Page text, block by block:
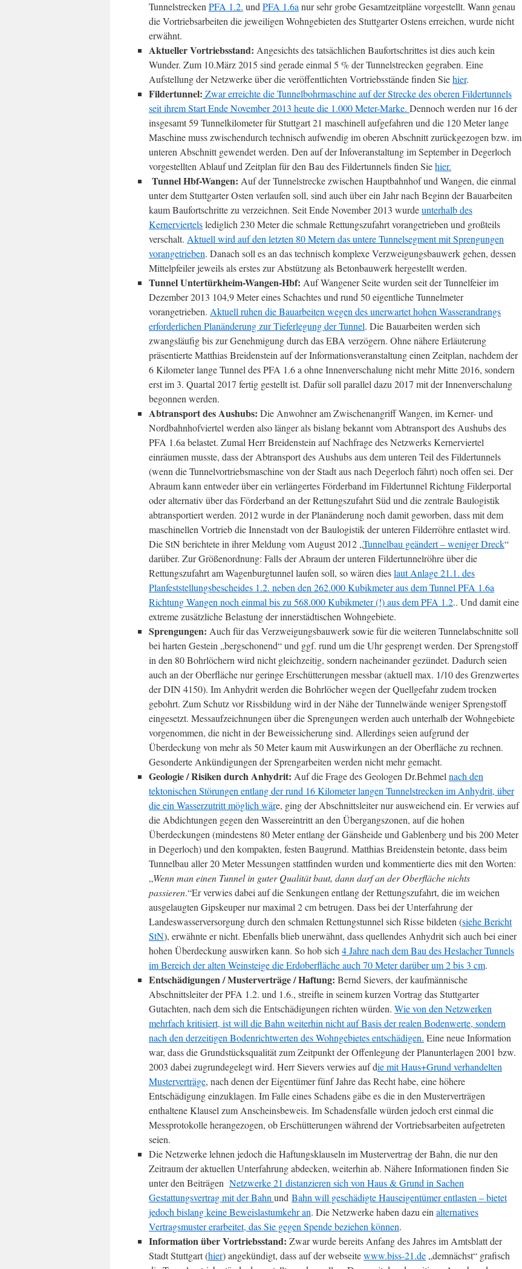
Tunnelstrecken PFA 1.2. und PFA 1.6a nur sehr grobe Gesamtzeitpläne vorgestellt. Wann genau
die Vortriebsarbeiten die jeweiligen Wohngebieten des Stuttgarter Ostens erreichen, wurde nicht
erwähnt.
Aktueller Vortriebsstand: Angesichts des tatsächlichen Baufortschrittes ist dies auch kein
Wunder. Zum 10.März 2015 sind gerade einmal 5 % der Tunnelstrecken gegraben. Eine
Aufstellung der Netzwerke über die veröffentlichten Vortriebsstände finden Siehier.
Fildertunnel: Zwar erreichte die Tunnelbohrmaschine auf der Strecke des oberen Fildertunnels
seit ihrem Start Ende November 2013 heute die 1.000 Meter-Marke. Dennoch werden nur 16 der
insgesamt 59 Tunnelkilometer für Stuttgart 21 maschinell aufgefahren und die 120 Meter lange
Maschine muss zwischendurch technisch aufwendig im oberen Abschnitt zurückgezogen bzw. im
unteren Abschnitt gewendet werden. Den auf der Infoveranstaltung im September in Degerloch
vorgestellten Ablauf und Zeitplan für den Bau des Fildertunnels finden Siehier.
Tunnel Hbf-Wangen: Auf der Tunnelstrecke zwischen Hauptbahnhof und Wangen, die einmal
unter dem Stuttgarter Osten verlaufen soll, sind auch über ein Jahr nach Beginn der Bauarbeiten
kaum Baufortschritte zu verzeichnen. Seit Ende November 2013 wurdeunterhalb des
Kernerviertelslediglich 230 Meter die schmale Rettungszufahrt vorangetrieben und großteils
verschalt. Aktuell wird auf den letzten 80 Metern das untere Tunnelsegment mit Sprengungen
vorangetrieben. Danach soll es an das technisch komplexe Verzweigungsbauwerk gehen, dessen
Mittelpfeiler jeweils als erstes zur Abstützung als Betonbauwerk hergestellt werden.
Tunnel Untertürkheim-Wangen-Hbf: Auf Wangener Seite wurden seit der Tunnelfeier im
Dezember 2013 104,9 Meter eines Schachtes und rund 50 eigentliche Tunnelmeter
vorangetrieben. Aktuell ruhen die Bauarbeiten wegen des unerwartet hohen Wasserandrangs
erforderlichen Planänderung zur Tieferlegung der Tunnel. Die Bauarbeiten werden sich
zwangsläufig bis zur Genehmigung durch das EBA verzögern. Ohne nähere Erläuterung
präsentierte Matthias Breidenstein auf der Informationsveranstaltung einen Zeitplan, nachdem der
6 Kilometer lange Tunnel des PFA 1.6 a ohne Innenverschalung nicht mehr Mitte 2016, sondern
erst im 3. Quartal 2017 fertig gestellt ist. Dafür soll parallel dazu 2017 mit der Innenverschalung
begonnen werden.
Abtransport des Aushubs: Die Anwohner am Zwischenangriff Wangen, im Kerner- und
Nordbahnhofviertel werden also länger als bislang bekannt vom Abtransport des Aushubs des
PFA 1.6a belastet. Zumal Herr Breidenstein auf Nachfrage des Netzwerks Kernerviertel
einräumen musste, dass der Abtransport des Aushubs aus dem unteren Teil des Fildertunnels
(wenn die Tunnelvortriebsmaschine von der Stadt aus nach Degerloch fährt) noch offen sei. Der
Abraum kann entweder über ein verlängertes Förderband im Fildertunnel Richtung Filderportal
oder alternativ über das Förderband an der Rettungszufahrt Süd und die zentrale Baulogistik
abtransportiert werden. 2012 wurde in der Planänderung noch damit geworben, dass mit dem
maschinellen Vortrieb die Innenstadt von der Baulogistik der unteren Filderröhre entlastet wird.
Die StN berichtete in ihrer Meldung vom August 2012 „Tunnelbau geändert – weniger Dreck“
darüber. Zur Größenordnung: Falls der Abraum der unteren Fildertunnelröhre über die
Rettungszufahrt am Wagenburgtunnel laufen soll, so wären dieslaut Anlage 21.1. des
Planfeststellungsbescheides 1.2. neben den 262.000 Kubikmeter aus dem Tunnel PFA 1.6a
Richtung Wangen noch einmal bis zu 568.000 Kubikmeter (!) aus dem PFA 1.2.. Und damit eine
extreme zusätzliche Belastung der innerstädtischen Wohngebiete.
Sprengungen: Auch für das Verzweigungsbauwerk sowie für die weiteren Tunnelabschnitte soll
bei harten Gestein „bergschonend“ und ggf. rund um die Uhr gesprengt werden. Der Sprengstoff
in den 80 Bohrlöchern wird nicht gleichzeitig, sondern nacheinander gezündet. Dadurch seien
auch an der Oberfläche nur geringe Erschütterungen messbar (aktuell max. 1/10 des Grenzwertes
der DIN 4150). Im Anhydrit werden die Bohrlöcher wegen der Quellgefahr zudem trocken
gebohrt. Zum Schutz vor Rissbildung wird in der Nähe der Tunnelwände weniger Sprengstoff
eingesetzt. Messaufzeichnungen über die Sprengungen werden auch unterhalb der Wohngebiete
vorgenommen, die nicht in der Beweissicherung sind. Allerdings seien aufgrund der
Überdeckung von mehr als 50 Meter kaum mit Auswirkungen an der Oberfläche zu rechnen.
Gesonderte Ankündigungen der Sprengarbeiten werden nicht mehr gemacht.
Geologie / Risiken durch Anhydrit: Auf die Frage des Geologen Dr.Behmel nach den
tektonischen Störungen entlang der rund 16 Kilometer langen Tunnelstrecken im Anhydrit, über
die ein Wasserzutritt möglich wäre, ging der Abschnittsleiter nur ausweichend ein. Er verwies auf
die Abdichtungen gegen den Wassereintritt an den Übergangszonen, auf die hohen
Überdeckungen (mindestens 80 Meter entlang der Gänsheide und Gablenberg und bis 200 Meter
in Degerloch) und den kompakten, festen Baugrund. Matthias Breidenstein betonte, dass beim
Tunnelbau aller 20 Meter Messungen stattfinden wurden und kommentierte dies mit den Worten:
„Wenn man einen Tunnel in guter Qualität baut, dann darf an der Oberfläche nichts
passieren.“Er verwies dabei auf die Senkungen entlang der Rettungszufahrt, die im weichen
ausgelaugten Gipskeuper nur maximal 2 cm betrugen. Dass bei der Unterfahrung der
Landeswasserversorgung durch den schmalen Rettungstunnel sich Risse bildeten (siehe Bericht
StN), erwähnte er nicht. Ebenfalls blieb unerwähnt, dass quellendes Anhydrit sich auch bei einer
hohen Überdeckung auswirken kann. So hob sich 4 Jahre nach dem Bau des Heslacher Tunnels
im Bereich der alten Weinsteigedie Erdoberfläche auch 70 Meter darüberum 2 bis 3 cm.
Entschädigungen / Musterverträge / Haftung: Bernd Sievers, der kaufmännische
Abschnittsleiter der PFA 1.2. und 1.6., streifte in seinem kurzen Vortrag das Stuttgarter
Gutachten, nach dem sich die Entschädigungen richten würden. Wie von den Netzwerken
mehrfach kritisiert, ist will die Bahn weiterhin nicht auf Basis der realen Bodenwerte, sondern
nach den derzeitigen Bodenrichtwerten des Wohngebietes entschädigen. Eine neue Information
war, dass die Grundstücksqualität zum Zeitpunkt der Offenlegung der Planunterlagen 2001 bzw.
2003 dabei zugrundegelegt wird. Herr Sievers verwies auf die mit Haus+Grund verhandelten
Musterverträge, nach denen der Eigentümer fünf Jahre das Recht habe, eine höhere
Entschädigung einzuklagen. Im Falle eines Schadens gäbe es die in den Musterverträgen
enthaltene Klausel zum Anscheinsbeweis. Im Schadensfalle würden jedoch erst einmal die
Messprotokolle herangezogen, ob Erschütterungen während der Vortriebsarbeiten aufgetreten
seien.
Die Netzwerke lehnen jedoch die Haftungsklauseln im Mustervertrag der Bahn, die nur den
Zeitraum der aktuellen Unterfahrung abdecken, weiterhin ab. Nähere Informationen finden Sie
unter den Beiträgen Netzwerke 21 distanzieren sich von Haus & Grund in Sachen
Gestattungsvertrag mit der Bahn und Bahn will geschädigte Hauseigentümer entlasten – bietet
jedoch bislang keine Beweislastumkehr an. Die Netzwerke haben dazu ein alternatives
Vertragsmuster erarbeitet, das Sie gegen Spende beziehen können.
Information über Vortriebsstand: Zwar wurde bereits Anfang des Jahres im Amtsblatt der
Stadt Stuttgart (hier) angekündigt, dass auf der webseitewww.biss-21.de „demnächst“ grafisch